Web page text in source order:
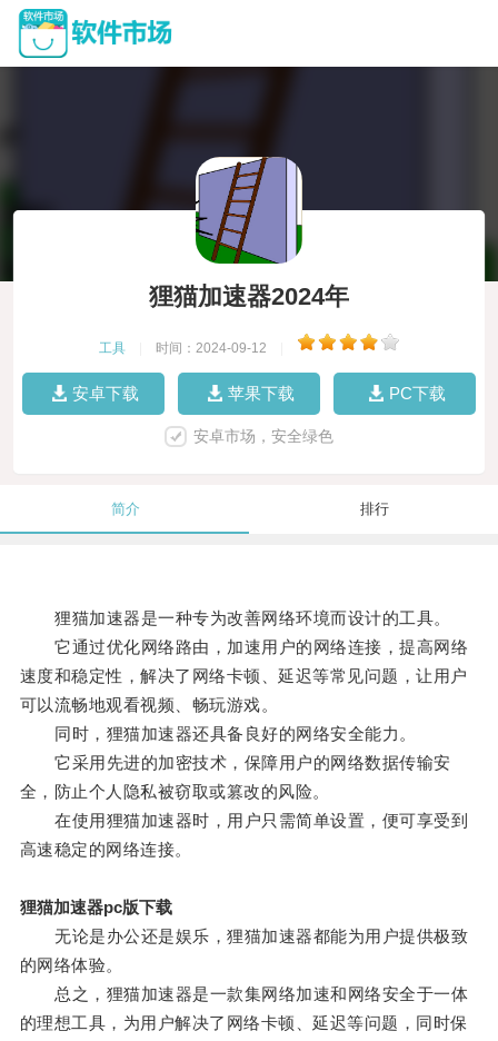
狸猫加速器2024年
工具 时间：2024-09-12
安卓下载 苹果下载 PC下载
安卓市场，安全绿色
简介 排行
狸猫加速器是一种专为改善网络环境而设计的工具。
它通过优化网络路由，加速用户的网络连接，提高网络
速度和稳定性，解决了网络卡顿、延迟等常见问题，让用户
可以流畅地观看视频、畅玩游戏。
同时，狸猫加速器还具备良好的网络安全能力。
它采用先进的加密技术，保障用户的网络数据传输安
全，防止个人隐私被窃取或篡改的风险。
在使用狸猫加速器时，用户只需简单设置，便可享受到
高速稳定的网络连接。
狸猫加速器pc版下载
无论是办公还是娱乐，狸猫加速器都能为用户提供极致
的网络体验。
总之，狸猫加速器是一款集网络加速和网络安全于一体
的理想工具，为用户解决了网络卡顿、延迟等问题，同时保